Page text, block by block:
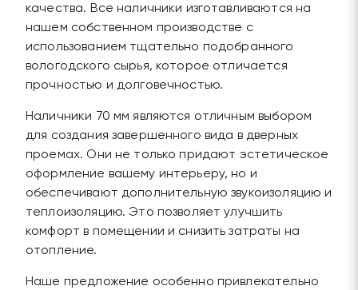
качества. Все наличники изготавливаются на
нашем собственном производстве с
использованием тщательно подобранного
вологодского сырья, которое отличается
прочностью и долговечностью.
Наличники 70 мм являются отличным выбором
для создания завершенного вида в дверных
проемах. Они не только придают эстетическое
оформление вашему интерьеру, но и
обеспечивают дополнительную звукоизоляцию и
теплоизоляцию. Это позволяет улучшить
комфорт в помещении и снизить затраты на
отопление.
Наше предложение особенно привлекательно